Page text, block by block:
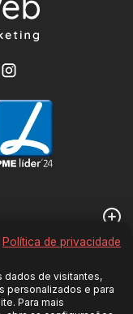
Política de privacidade
dados de visitantes,
personalizados e para
Para mais